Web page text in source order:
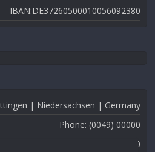
IBAN:DE37260500010056092380
| Niedersachsen | Germany
Phone: (0049) 00000
Fax: (0049) 000-000